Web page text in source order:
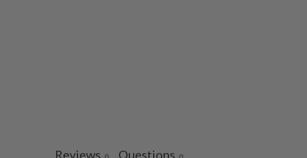
Reviews Questions